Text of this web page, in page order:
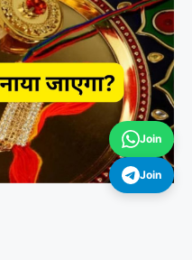
Join
Join